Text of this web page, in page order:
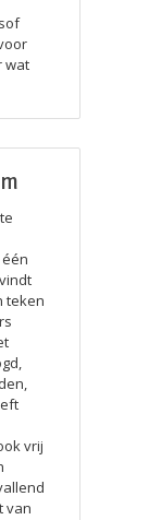
wat
teken
vrij
van